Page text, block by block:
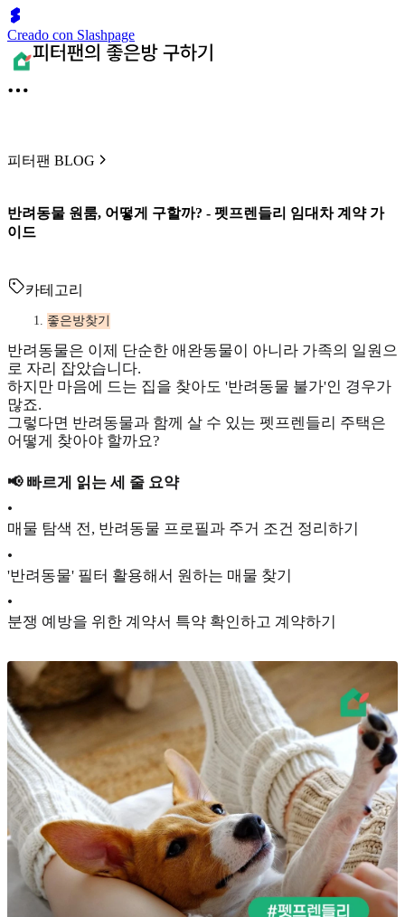
Creado con Slashpage
피터팬 BLOG
반려동물 원룸, 어떻게 구할까? - 펫프렌들리 임대차 계약 가
이드
카테고리
좋은방찾기
반려동물은 이제 단순한 애완동물이 아니라 가족의 일원으
로 자리 잡았습니다.
하지만 마음에 드는 집을 찾아도 '반려동물 불가'인 경우가
많죠.
그렇다면 반려동물과 함께 살 수 있는 펫프렌들리 주택은
어떻게 찾아야 할까요?
📢 빠르게 읽는 세 줄 요약
•
매물 탐색 전, 반려동물 프로필과 주거 조건 정리하기
•
'반려동물' 필터 활용해서 원하는 매물 찾기
•
분쟁 예방을 위한 계약서 특약 확인하고 계약하기